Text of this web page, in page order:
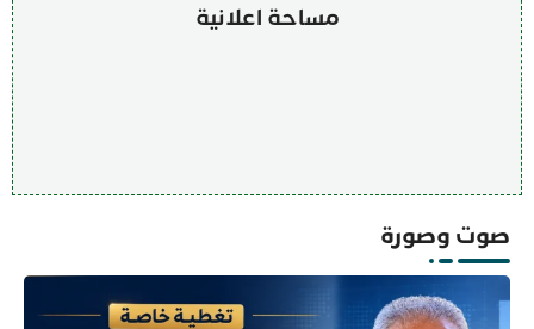
مساحة اعلانية
صوت وصورة